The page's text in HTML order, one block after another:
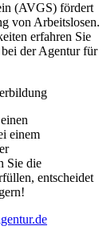
(AVGS) fördert
von Arbeitslosen.
erfahren Sie
der Agentur für
einem
Sie die
entscheidet